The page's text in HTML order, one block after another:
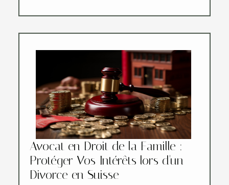
Avocat en Droit de la Famille :
Protéger Vos Intérêts lors d'un
Divorce en Suisse